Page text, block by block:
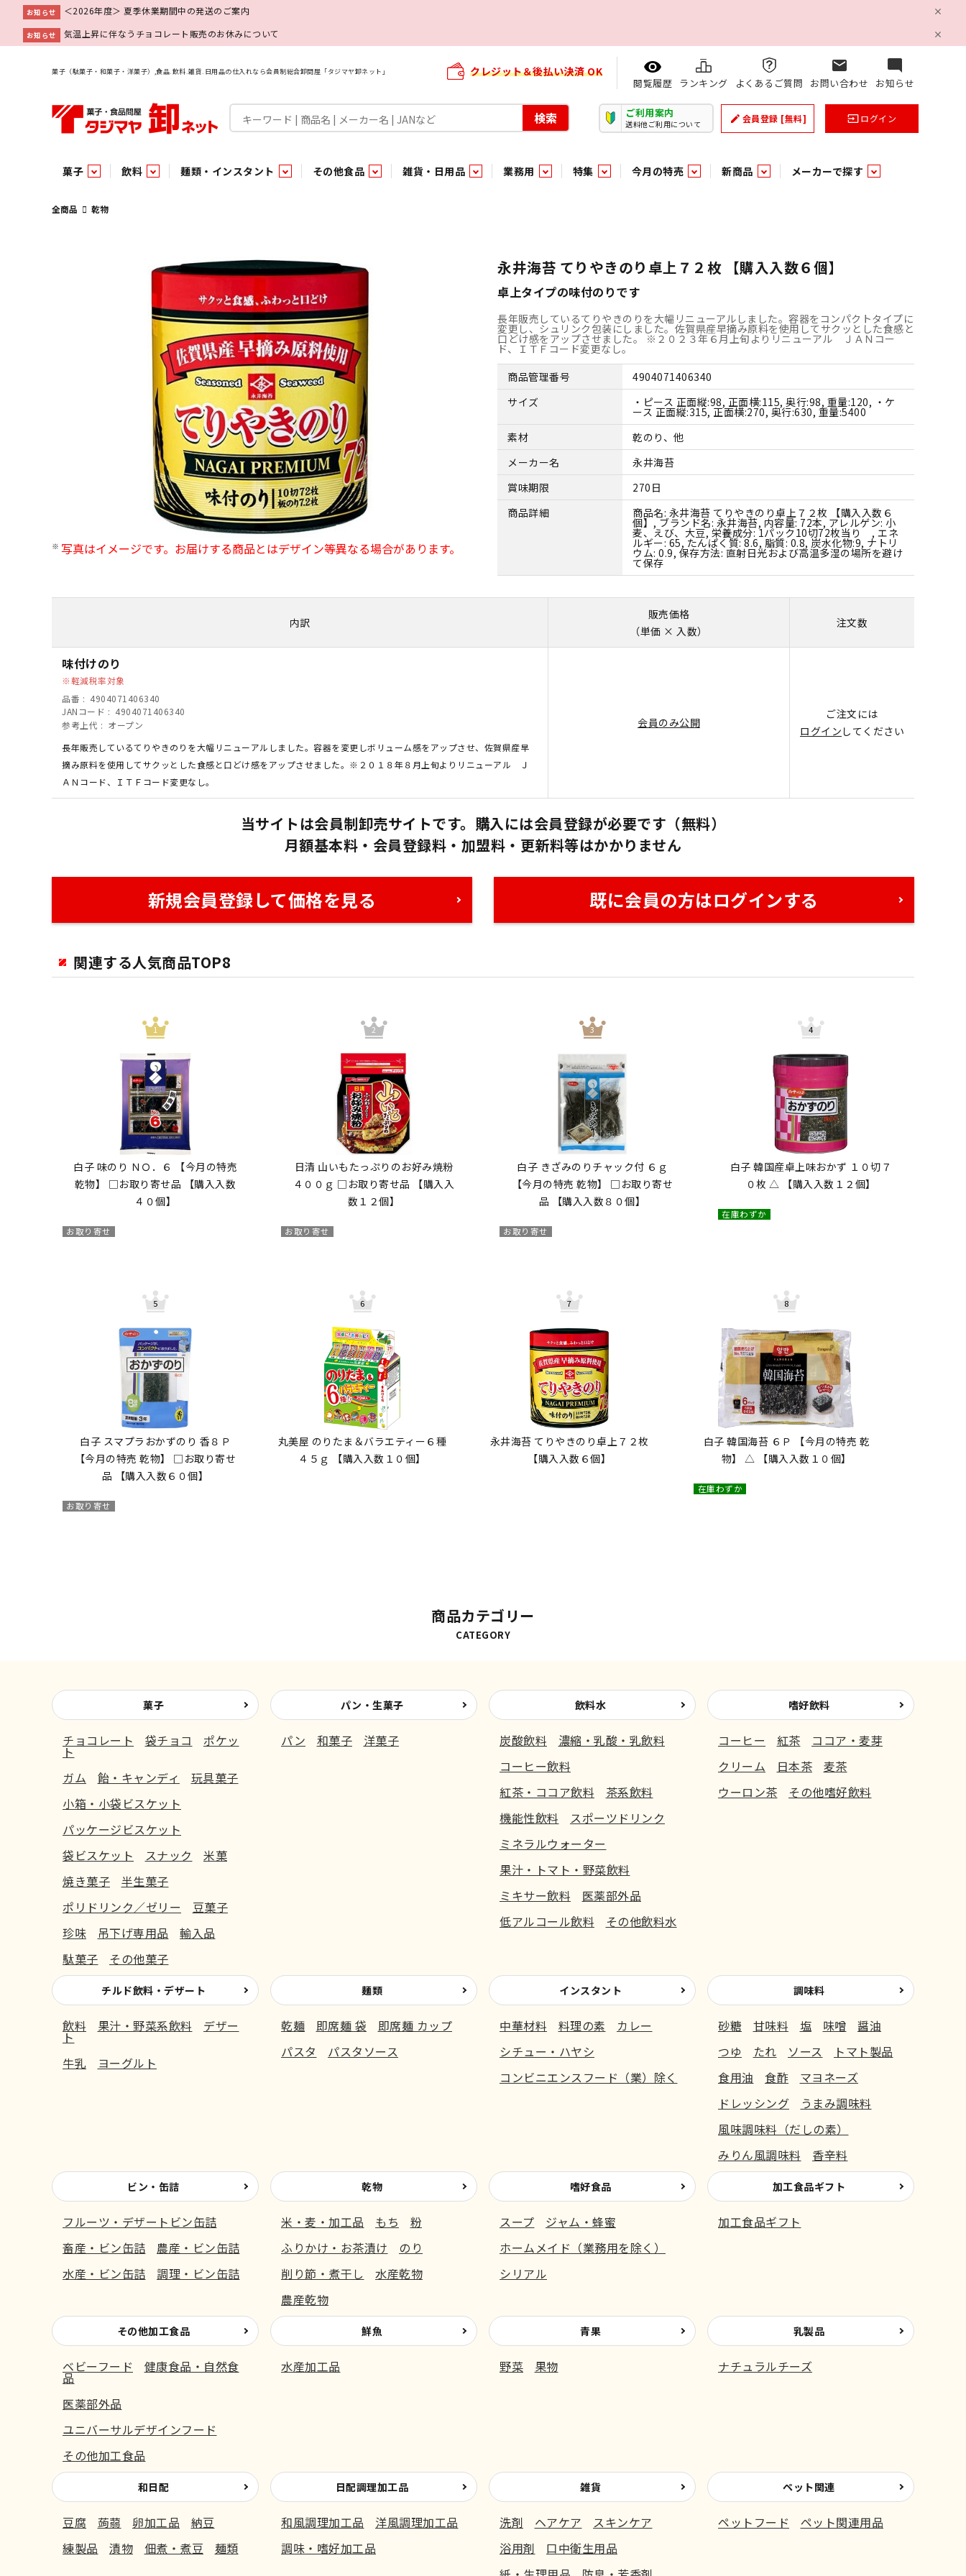
お知らせ ＜2026年度＞ 夏季休業期間中の発送のご案内
お知らせ 気温上昇に伴なうチョコレート販売のお休みについて
菓子（駄菓子・和菓子・洋菓子）,食品.飲料.雑貨.日用品の仕入れなら会員制総合卸問屋「タジマヤ卸ネット」 クレジット＆後払い決済 OK
閲覧履歴 ランキング よくあるご質問
mail
お問い合わせ
mode_comment
お知らせ
検索 ご利用案内
送料他ご利用について create 会員登録 [無料] inputログイン
菓子
菓子 パン・生菓子
半生菓子 ポリドリンク／ゼリー 豆菓子 珍味 輸入品 駄菓子 その他菓子
飲料
飲料水
医薬部外品 低アルコール飲料 その他飲料水
麺類・インスタント
麺類 インスタント
すべての麺類
その他食品
調味料
香辛料
雑貨・日用品
雑貨 ペット関連
洗濯用品 小物家具 傘・袋物 履き物 家庭消耗雑貨 台所用品 清掃用品 電気関連 文具 玩具 スポーツ用品
家庭補修
その他雑貨
すべての雑貨
業務用
業務用
すべての業務用
特集
特集
当たり・占い付きのラッキーお菓子
タジマヤ オリジナル商品（PB） おすすめ・イチオシ商品
今月の特売
今月の特売
ペット関連 雑貨 業務用非食品 業務用 チルド飲料・デザート 日配調理加工品
新商品
新商品
ペット関連 雑貨 業務用非食品 業務用 チルド飲料・デザート 日配調理加工品
メーカーで探す
あ行 か行
すべてのあ行
全商品 乾物
写真はイメージです。お届けする商品とはデザイン等異なる場合があります。
永井海苔 てりやきのり卓上７２枚 【購入入数６個】
卓上タイプの味付のりです
長年販売しているてりやきのりを大幅リニューアルしました。容器をコンパクトタイプに
変更し、シュリンク包装にしました。佐賀県産早摘み原料を使用してサクッとした食感と
口どけ感をアップさせました。 ※２０２３年６月上旬よりリニューアル ＪＡＮコー
ド、ＩＴＦコード変更なし。
商品管理番号
4904071406340
サイズ
・ピース 正面縦:98, 正面横:115, 奥行:98, 重量:120, ・ケ
ース 正面縦:315, 正面横:270, 奥行:630, 重量:5400
素材
乾のり、他
メーカー名
永井海苔
賞味期限
270日
商品詳細
商品名: 永井海苔 てりやきのり卓上７２枚 【購入入数６
個】, ブランド名: 永井海苔, 内容量: 72本, アレルゲン: 小
麦、えび、大豆, 栄養成分: 1パック10切72枚当り , エネ
ルギー: 65, たんぱく質: 8.6, 脂質: 0.8, 炭水化物:9, ナトリ
ウム: 0.9, 保存方法: 直射日光および高温多湿の場所を避け
て保存
内訳
販売価格
（単価 × 入数）
注文数
味付けのり
軽減税率対象
品番
4904071406340
JANコード
4904071406340
参考上代
オープン
長年販売しているてりやきのりを大幅リニューアルしました。容器を変更しボリューム感をアップさせ、佐賀県産早
摘み原料を使用してサクッとした食感と口どけ感をアップさせました。※２０１８年８月上旬よりリニューアル Ｊ
ＡＮコード、ＩＴＦコード変更なし。
会員のみ公開
ご注文には
ログイン してください
当サイトは会員制卸売サイトです。購入には会員登録が必要です（無料）
月額基本料・会員登録料・加盟料・更新料等はかかりません
新規会員登録して価格を見る 既に会員の方はログインする
関連する人気商品TOP8
白子 味のり ＮＯ．６ 【今月の特売
乾物】 □お取り寄せ品 【購入入数
４０個】
お取り寄せ
日清 山いもたっぷりのお好み焼粉
４００ｇ □お取り寄せ品 【購入入
数１２個】
お取り寄せ
白子 きざみのりチャック付 ６ｇ
【今月の特売 乾物】 □お取り寄せ
品 【購入入数８０個】
お取り寄せ
白子 韓国産卓上味おかず １０切７
０枚 △ 【購入入数１２個】
在庫わずか
白子 スマプラおかずのり 香８Ｐ
【今月の特売 乾物】 □お取り寄せ
品 【購入入数６０個】
お取り寄せ
丸美屋 のりたま＆バラエティー６種
４５ｇ 【購入入数１０個】
永井海苔 てりやきのり卓上７２枚
【購入入数６個】
白子 韓国海苔 ６Ｐ 【今月の特売 乾
物】 △ 【購入入数１０個】
在庫わずか
商品カテゴリー
CATEGORY
菓子
チョコレート 袋チョコ ポケッ
ト
ガム
飴・キャンディ
玩具菓子
小箱・小袋ビスケット
パッケージビスケット
袋ビスケット
スナック
米菓
焼き菓子
半生菓子
ポリドリンク／ゼリー
豆菓子
珍味
吊下げ専用品
輸入品
駄菓子
その他菓子
パン・生菓子
パン 和菓子 洋菓子
飲料水
炭酸飲料
濃縮・乳酸・乳飲料
コーヒー飲料
紅茶・ココア飲料
茶系飲料
機能性飲料
スポーツドリンク
ミネラルウォーター
果汁・トマト・野菜飲料
ミキサー飲料
医薬部外品
低アルコール飲料
その他飲料水
嗜好飲料
コーヒー 紅茶
ココア・麦芽
クリーム
日本茶
麦茶
ウーロン茶
その他嗜好飲料
チルド飲料・デザート
飲料 果汁・野菜系飲料 デザー
ト
牛乳
ヨーグルト
麺類
乾麺 即席麺 袋
即席麺 カップ
パスタ
パスタソース
インスタント
中華材料 料理の素
カレー
シチュー・ハヤシ
コンビニエンスフード（業）除く
調味料
砂糖 甘味料 塩 味噌
醤油
つゆ
たれ ソース
トマト製品
食用油
食酢
マヨネーズ
ドレッシング
うまみ調味料
風味調味料（だしの素）
みりん風調味料
香辛料
ビン・缶詰
フルーツ・デザートビン缶詰
畜産・ビン缶詰
農産・ビン缶詰
水産・ビン缶詰
調理・ビン缶詰
乾物
米・麦・加工品 もち
粉
ふりかけ・お茶漬け
のり
削り節・煮干し
水産乾物
農産乾物
嗜好食品
スープ
ジャム・蜂蜜
ホームメイド（業務用を除く）
シリアル
加工食品ギフト
加工食品ギフト
その他加工食品
ベビーフード 健康食品・自然食
品
医薬部外品
ユニバーサルデザインフード
その他加工食品
鮮魚
水産加工品
青果
野菜 果物
乳製品
ナチュラルチーズ
和日配
豆腐 蒟蒻 卵加工品
納豆
練製品
漬物 佃煮・煮豆 麺類
日配調理加工品
和風調理加工品
洋風調理加工品
調味・嗜好加工品
雑貨
洗剤 ヘアケア
スキンケア
浴用剤
口中衛生用品
ペット関連
ペットフード ペット関連用品